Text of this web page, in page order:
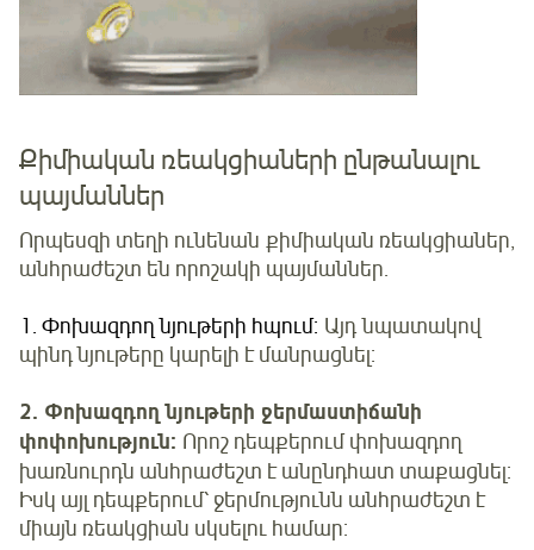
Քիմիական ռեակցիաների ընթանալու
պայմաններ
Որպեսզի տեղի ունենան քիմիական ռեակցիաներ,
անհրաժեշտ են որոշակի պայմաններ.
1. Փոխազդող նյութերի հպում: Այդ նպատակով
պինդ նյութերը կարելի է մանրացնել:
2. Փոխազդող նյութերի ջերմաստիճանի
փոփոխություն: Որոշ դեպքերում փոխազդող
խառնուրդն անհրաժեշտ է անընդհատ տաքացնել:
Իսկ այլ դեպքերում՝ ջերմությունն անհրաժեշտ է
միայն ռեակցիան սկսելու համար: